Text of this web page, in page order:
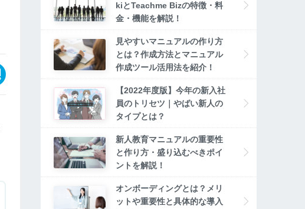
kiとTeachme Bizの特徴・料
金・機能を解説！
見やすいマニュアルの作り方
とは？作成方法とマニュアル
作成ツール活用法を紹介！
【2022年度版】今年の新入社
員のトリセツ｜やばい新人の
タイプとは？
新人教育マニュアルの重要性
と作り方・盛り込むべきポイ
ントを解説！
オンボーディングとは？メリ
ットや重要性と具体的な導入